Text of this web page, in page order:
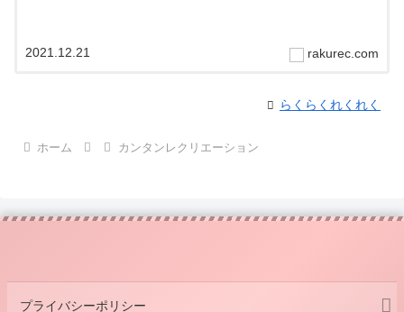
rakurec.com
2021.12.21
らくらくれくれく
ホーム カンタンレクリエーション
プライバシーポリシー